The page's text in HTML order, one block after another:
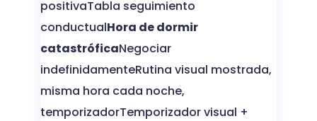
positivaTabla seguimiento
conductualHora de dormir
catastróficaNegociar
indefinidamenteRutina visual mostrada,
misma hora cada noche,
temporizadorTemporizador visual +